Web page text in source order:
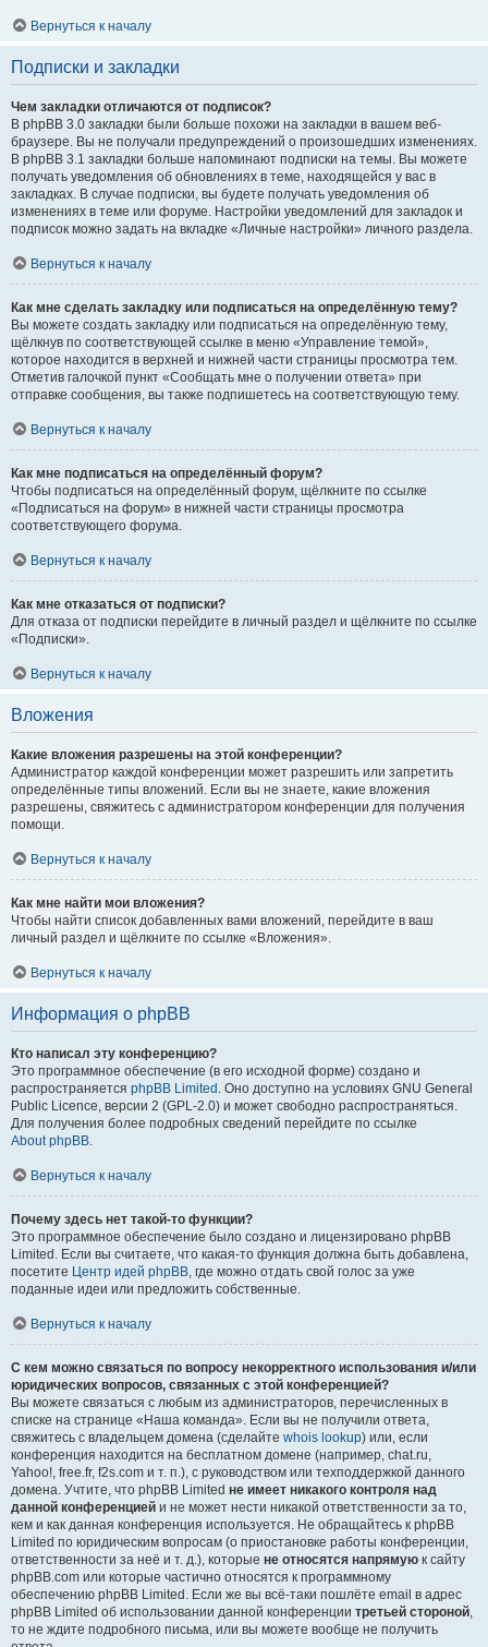
Вернуться к началу
Подписки и закладки
Чем закладки отличаются от подписок?
В phpBB 3.0 закладки были больше похожи на закладки в вашем веб-
браузере. Вы не получали предупреждений о произошедших изменениях.
В phpBB 3.1 закладки больше напоминают подписки на темы. Вы можете
получать уведомления об обновлениях в теме, находящейся у вас в
закладках. В случае подписки, вы будете получать уведомления об
изменениях в теме или форуме. Настройки уведомлений для закладок и
подписок можно задать на вкладке «Личные настройки» личного раздела.
Вернуться к началу
Как мне сделать закладку или подписаться на определённую тему?
Вы можете создать закладку или подписаться на определённую тему,
щёлкнув по соответствующей ссылке в меню «Управление темой»,
которое находится в верхней и нижней части страницы просмотра тем.
Отметив галочкой пункт «Сообщать мне о получении ответа» при
отправке сообщения, вы также подпишетесь на соответствующую тему.
Вернуться к началу
Как мне подписаться на определённый форум?
Чтобы подписаться на определённый форум, щёлкните по ссылке
«Подписаться на форум» в нижней части страницы просмотра
соответствующего форума.
Вернуться к началу
Как мне отказаться от подписки?
Для отказа от подписки перейдите в личный раздел и щёлкните по ссылке
«Подписки».
Вернуться к началу
Вложения
Какие вложения разрешены на этой конференции?
Администратор каждой конференции может разрешить или запретить
определённые типы вложений. Если вы не знаете, какие вложения
разрешены, свяжитесь с администратором конференции для получения
помощи.
Вернуться к началу
Как мне найти мои вложения?
Чтобы найти список добавленных вами вложений, перейдите в ваш
личный раздел и щёлкните по ссылке «Вложения».
Вернуться к началу
Информация о phpBB
Кто написал эту конференцию?
Это программное обеспечение (в его исходной форме) создано и
распространяется phpBB Limited . Оно доступно на условиях GNU General
Public Licence, версии 2 (GPL-2.0) и может свободно распространяться.
Для получения более подробных сведений перейдите по ссылке
About phpBB.
Вернуться к началу
Почему здесь нет такой-то функции?
Это программное обеспечение было создано и лицензировано phpBB
Limited. Если вы считаете, что какая-то функция должна быть добавлена,
посетите Центр идей phpBB, где можно отдать свой голос за уже
поданные идеи или предложить собственные.
Вернуться к началу
С кем можно связаться по вопросу некорректного использования и/или
юридических вопросов, связанных с этой конференцией?
Вы можете связаться с любым из администраторов, перечисленных в
списке на странице «Наша команда». Если вы не получили ответа,
свяжитесь с владельцем домена (сделайте whois lookup) или, если
конференция находится на бесплатном домене (например, chat.ru,
Yahoo!, free.fr, f2s.com и т. п.), с руководством или техподдержкой данного
домена. Учтите, что phpBB Limited не имеет никакого контроля над
данной конференцией и не может нести никакой ответственности за то,
кем и как данная конференция используется. Не обращайтесь к phpBB
Limited по юридическим вопросам (о приостановке работы конференции,
ответственности за неё и т. д.), которые не относятся напрямую к сайту
phpBB.com или которые частично относятся к программному
обеспечению phpBB Limited. Если же вы всё-таки пошлёте email в адрес
phpBB Limited об использовании данной конференции третьей стороной,
то не ждите подробного письма, или вы можете вообще не получить